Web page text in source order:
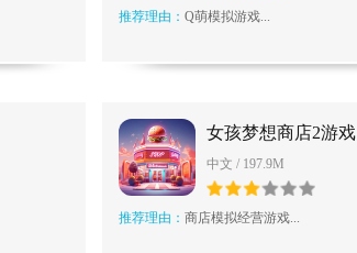
推荐理由： Q萌模拟游戏...
女孩梦想商店2游戏
中文 / 197.9M
推荐理由： 商店模拟经营游戏...